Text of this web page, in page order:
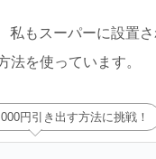
私もスーパーに設置
法を使っています。
円引き出す方法に挑戦！